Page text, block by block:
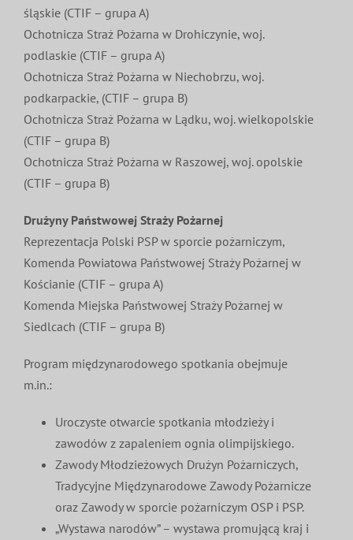
śląskie (CTIF – grupa A)
Ochotnicza Straż Pożarna w Drohiczynie, woj.
podlaskie (CTIF – grupa A)
Ochotnicza Straż Pożarna w Niechobrzu, woj.
podkarpackie, (CTIF – grupa B)
Ochotnicza Straż Pożarna w Lądku, woj. wielkopolskie
(CTIF – grupa B)
Ochotnicza Straż Pożarna w Raszowej, woj. opolskie
(CTIF – grupa B)
Drużyny Państwowej Straży Pożarnej
Reprezentacja Polski PSP w sporcie pożarniczym,
Komenda Powiatowa Państwowej Straży Pożarnej w
Kościanie (CTIF – grupa A)
Komenda Miejska Państwowej Straży Pożarnej w
Siedlcach (CTIF – grupa B)
Program międzynarodowego spotkania obejmuje
m.in.:
Uroczyste otwarcie spotkania młodzieży i
zawodów z zapaleniem ognia olimpijskiego.
Zawody Młodzieżowych Drużyn Pożarniczych,
Tradycyjne Międzynarodowe Zawody Pożarnicze
oraz Zawody w sporcie pożarniczym OSP i PSP.
„Wystawa narodów” – wystawa promującą kraj i